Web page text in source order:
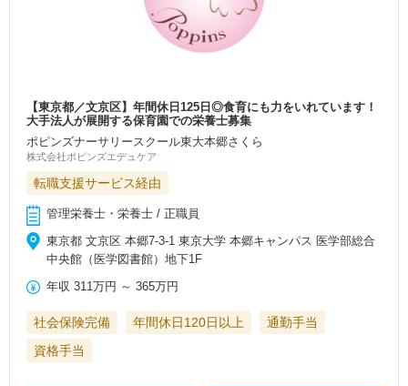
【東京都／文京区】年間休日125日◎食育にも力をいれています！
大手法人が展開する保育園での栄養士募集
ポピンズナーサリースクール東大本郷さくら
株式会社ポピンズエデュケア
転職支援サービス経由
管理栄養士・栄養士 / 正職員
東京都 文京区 本郷7-3-1 東京大学 本郷キャンパス 医学部総合
中央館（医学図書館）地下1F
年収 311万円 ～365万円
社会保険完備 年間休日120日以上
通勤手当
資格手当